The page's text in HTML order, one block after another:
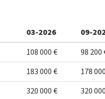
03-2026
09-
108 000 €
98 200
183 000 €
178
320 000 €
320